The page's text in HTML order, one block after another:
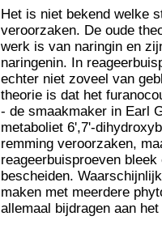
Het is niet bekend welke
veroorzaken. De oude
werk is van naringin en
naringenin. In
echter niet zoveel van
theorie is dat het
- de smaakmaker in Earl
metaboliet 6',7'-
remming veroorzaken,
reageerbuisproeven
bescheiden.
maken met meerdere
allemaal bijdragen aan